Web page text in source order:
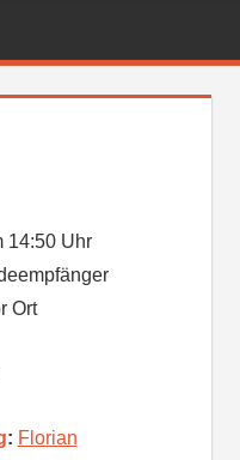
14:50 Uhr
Ort
: Florian